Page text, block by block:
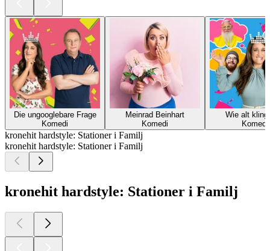
Die ungooglebare Frage
Komedi
Meinrad Beinhart
Komedi
Wie alt kling
Komedi
kronehit hardstyle: Stationer i Familj
kronehit hardstyle: Stationer i Familj
kronehit hardstyle: Stationer i Familj